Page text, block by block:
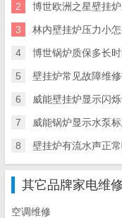
2 博世欧洲之星壁挂炉
3 林内壁挂炉压力小
4 博世锅炉质保多长
5 壁挂炉常见故障维
6 威能壁挂炉显示闪
7 威能锅炉显示水泵
8 壁挂炉有流水声正
其它品牌家电维修
空调维修